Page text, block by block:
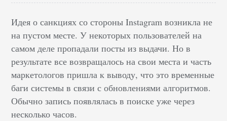
Идея о санкциях со стороны Instagram возникла не
на пустом месте. У некоторых пользователей на
самом деле пропадали посты из выдачи. Но в
результате все возвращалось на свои места и часть
маркетологов пришла к выводу, что это временные
баги системы в связи с обновлениями алгоритмов.
Обычно запись появлялась в поиске уже через
несколько часов.